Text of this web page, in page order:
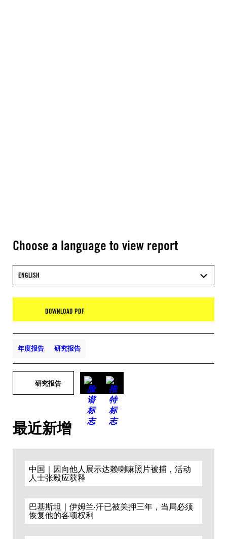
Choose a language to view report
ENGLISH
DOWNLOAD PDF
年度报告 研究报告
研究报告
最近新增
中国｜因向他人展示达赖喇嘛照片被捕，活动
人士张毅应获释
巴基斯坦｜伊姆兰·汗已被关押三年，当局必须
恢复他的各项权利